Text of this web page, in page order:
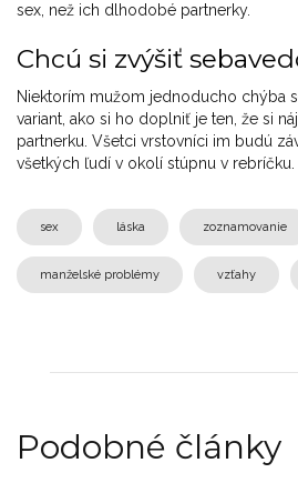
sex, než ich dlhodobé partnerky.
Chcú si zvýšiť
Niektorím mužom jednoducho chýba
variant, ako si ho doplniť je ten, že si
partnerku. Všetci vrstovníci im budú
všetkých ľudí v okolí stúpnu v rebríčku.
sex láska zoznamovanie
manželské problémy vzťahy
Podobné články